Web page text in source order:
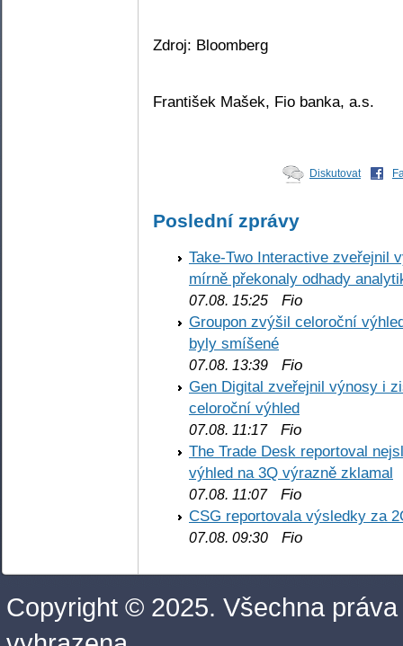
Zdroj: Bloomberg
František Mašek, Fio banka, a.s.
Diskutovat
Poslední zprávy
Take-Two Interactive zveřejnil
mírně překonaly odhady
07.08. 15:25 Fio
Groupon zvýšil celoroční
byly smíšené
07.08. 13:39 Fio
Gen Digital zveřejnil výnosy i
celoroční výhled
07.08. 11:17Fio
The Trade Desk reportoval
výhled na 3Q výrazně zklamal
07.08. 11:07Fio
CSG reportovala výsledky za
07.08. 09:30 Fio
Copyright © 2025. Všechna práva